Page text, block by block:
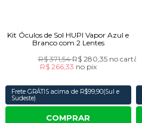
Kit Óculos de Sol HUPI Vapor Azul e
Branco com 2 Lentes
R$ 371,54R$ 280,35 no cartão
R$ 266,33 no pix
Frete GRÁTIS acima de R$99,90(Sul e
Sudeste)
COMPRAR